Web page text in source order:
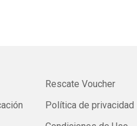
Rescate Voucher
Política de privacidad